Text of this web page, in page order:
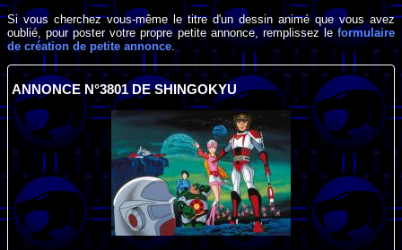
Si vous cherchez vous-même le titre d'un dessin animé que vous avez
oublié, pour poster votre propre petite annonce, remplissez leformulaire
de création de petite annonce .
ANNONCE N°3801 DE SHINGOKYU